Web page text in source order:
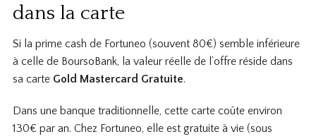
dans la carte
Si la prime cash de Fortuneo (souvent 80€) semble inférieure
à celle de BoursoBank, la valeur réelle de l’offre réside dans
sa carte Gold Mastercard Gratuite.
Dans une banque traditionnelle, cette carte coûte environ
130€ par an. Chez Fortuneo, elle est gratuite à vie (sous